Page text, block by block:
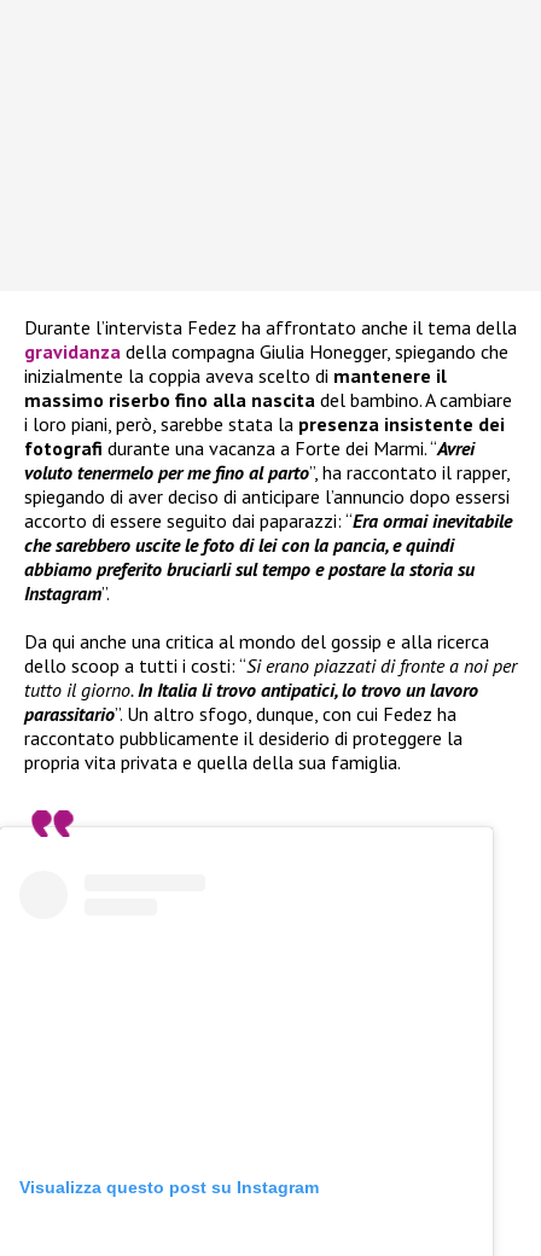
Durante l’intervista Fedez ha affrontato anche il tema della
gravidanza della compagna Giulia Honegger, spiegando che
inizialmente la coppia aveva scelto di mantenere il
massimo riserbo fino alla nascita del bambino. A cambiare
i loro piani, però, sarebbe stata la presenza insistente dei
fotografi durante una vacanza a Forte dei Marmi. “Avrei
voluto tenermelo per me fino al parto”, ha raccontato il rapper,
spiegando di aver deciso di anticipare l’annuncio dopo essersi
accorto di essere seguito dai paparazzi: “Era ormai inevitabile
che sarebbero uscite le foto di lei con la pancia, e quindi
abbiamo preferito bruciarli sul tempo e postare la storia su
Instagram”.
Da qui anche una critica al mondo del gossip e alla ricerca
dello scoop a tutti i costi: “Si erano piazzati di fronte a noi per
tutto il giorno.In Italia li trovo antipatici, lo trovo un lavoro
parassitario”. Un altro sfogo, dunque, con cui Fedez ha
raccontato pubblicamente il desiderio di proteggere la
propria vita privata e quella della sua famiglia.
Visualizza questo post su Instagram